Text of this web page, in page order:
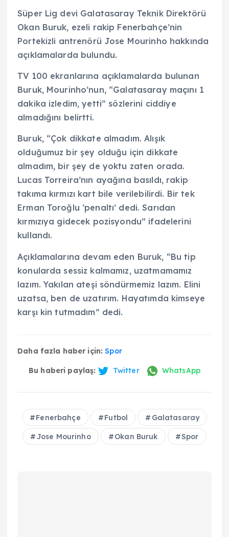
Süper Lig devi Galatasaray Teknik Direktörü
Okan Buruk, ezeli rakip Fenerbahçe’nin
Portekizli antrenörü Jose Mourinho hakkında
açıklamalarda bulundu.
TV 100 ekranlarına açıklamalarda bulunan
Buruk, Mourinho’nun, “Galatasaray maçını 1
dakika izledim, yetti” sözlerini ciddiye
almadığını belirtti.
Buruk, “Çok dikkate almadım. Alışık
olduğumuz bir şey olduğu için dikkate
almadım, bir şey de yoktu zaten orada.
Lucas Torreira’nın ayağına basıldı, rakip
takıma kırmızı kart bile verilebilirdi. Bir tek
Erman Toroğlu ‘penaltı’ dedi. Sarıdan
kırmızıya gidecek pozisyondu” ifadelerini
kullandı.
Açıklamalarına devam eden Buruk, “Bu tip
konularda sessiz kalmamız, uzatmamamız
lazım. Yakılan ateşi söndürmemiz lazım. Elini
uzatsa, ben de uzatırım. Hayatımda kimseye
karşı kin tutmadım” dedi.
Daha fazla haber için: Spor
Bu haberi paylaş: Twitter WhatsApp
Fenerbahçe Futbol Galatasaray
Jose Mourinho Okan Buruk Spor